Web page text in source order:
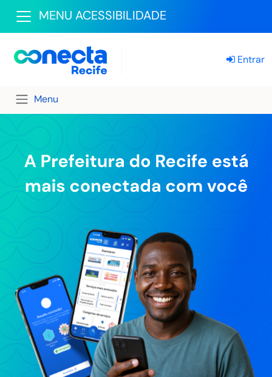
MENU ACESSIBILIDADE
Entrar
Menu